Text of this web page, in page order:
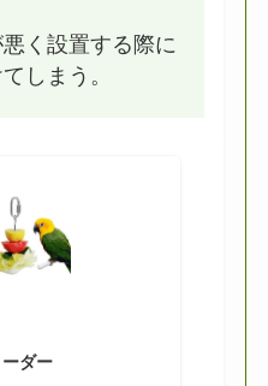
く設置する際に
しまう。
ダー